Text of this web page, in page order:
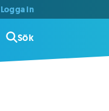
Logga in
Sök